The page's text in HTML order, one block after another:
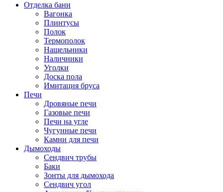
Отделка бани
Вагонка
Плинтусы
Полок
Термополок
Нащельники
Наличники
Уголки
Доска пола
Имитация бруса
Печи
Дровяные печи
Газовые печи
Печи на угле
Чугунные печи
Камни для печи
Дымоходы
Сендвич трубы
Баки
Зонты для дымохода
Сендвич угол